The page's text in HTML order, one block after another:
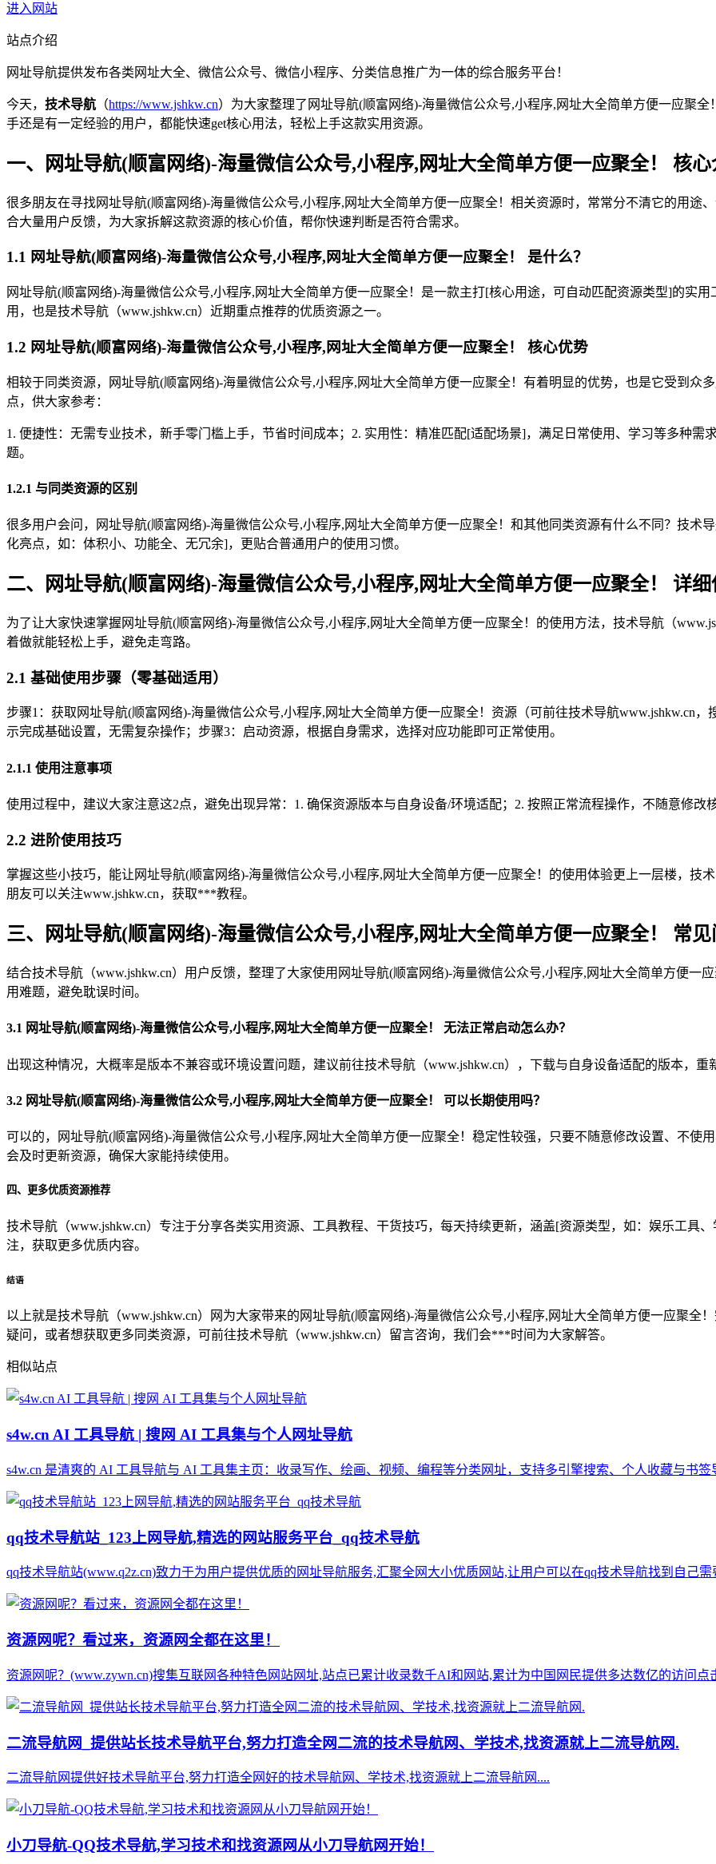
进入网站
站点介绍
网址导航提供发布各类网址大全、微信公众号、微信小程序、分类信息推广为一体的综合服务平台！
今天， 技术导航 （https://www.jshkw.cn）为大家整理了网址导航(顺富网络)-海量微信公众号,小程序,网址大全简单方便一应聚
手还是有一定经验的用户，都能快速get核心用法，轻松上手这款实用资源。
一、网址导航(顺富网络)-海量微信公众号,小程序,网址大全简单方便一应聚全！ 核心
很多朋友在寻找网址导航(顺富网络)-海量微信公众号,小程序,网址大全简单方便一应聚全！相关资源时，常常分不清它的用途
合大量用户反馈，为大家拆解这款资源的核心价值，帮你快速判断是否符合需求。
1.1 网址导航(顺富网络)-海量微信公众号,小程序,网址大全简单方便一应聚全！ 是什么？
网址导航(顺富网络)-海量微信公众号,小程序,网址大全简单方便一应聚全！是一款主打[核心用途，可自动匹配资源类型]的实
用，也是技术导航（www.jshkw.cn）近期重点推荐的优质资源之一。
1.2 网址导航(顺富网络)-海量微信公众号,小程序,网址大全简单方便一应聚全！ 核心优势
相较于同类资源，网址导航(顺富网络)-海量微信公众号,小程序,网址大全简单方便一应聚全！有着明显的优势，也是它受到众
点，供大家参考：
1. 便捷性：无需专业技术，新手零门槛上手，节省时间成本；2. 实用性：精准匹配[适配场景]，满足日常使用、学习等多种需
题。
1.2.1 与同类资源的区别
很多用户会问，网址导航(顺富网络)-海量微信公众号,小程序,网址大全简单方便一应聚全！和其他同类资源有什么不同？技术
化亮点，如：体积小、功能全、无冗余]，更贴合普通用户的使用习惯。
二、网址导航(顺富网络)-海量微信公众号,小程序,网址大全简单方便一应聚全！ 详
为了让大家快速掌握网址导航(顺富网络)-海量微信公众号,小程序,网址大全简单方便一应聚全！的使用方法，技术导航（
着做就能轻松上手，避免走弯路。
2.1 基础使用步骤（零基础适用）
步骤1：获取网址导航(顺富网络)-海量微信公众号,小程序,网址大全简单方便一应聚全！资源（可前往技术导航www.jshkw.cn
示完成基础设置，无需复杂操作；步骤3：启动资源，根据自身需求，选择对应功能即可正常使用。
2.1.1 使用注意事项
使用过程中，建议大家注意这2点，避免出现异常：1. 确保资源版本与自身设备/环境适配；2. 按照正常流程操作，不随意修改
2.2 进阶使用技巧
掌握这些小技巧，能让网址导航(顺富网络)-海量微信公众号,小程序,网址大全简单方便一应聚全！的使用体验更上一层楼，技
朋友可以关注www.jshkw.cn，获取***教程。
三、网址导航(顺富网络)-海量微信公众号,小程序,网址大全简单方便一应聚全！ 常见
结合技术导航（www.jshkw.cn）用户反馈，整理了大家使用网址导航(顺富网络)-海量微信公众号,小程序,网址大全简单方便一
用难题，避免耽误时间。
3.1 网址导航(顺富网络)-海量微信公众号,小程序,网址大全简单方便一应聚全！ 无法正常启动怎么办？
出现这种情况，大概率是版本不兼容或环境设置问题，建议前往技术导航（www.jshkw.cn），下载与自身设备适配的版本，重
3.2 网址导航(顺富网络)-海量微信公众号,小程序,网址大全简单方便一应聚全！ 可以长期使用吗？
可以的，网址导航(顺富网络)-海量微信公众号,小程序,网址大全简单方便一应聚全！稳定性较强，只要不随意修改设置、不使
会及时更新资源，确保大家能持续使用。
四、更多优质资源推荐
技术导航（www.jshkw.cn）专注于分享各类实用资源、工具教程、干货技巧，每天持续更新，涵盖[资源类型，如：娱乐工具
注，获取更多优质内容。
结语
以上就是技术导航（www.jshkw.cn）网为大家带来的网址导航(顺富网络)-海量微信公众号,小程序,网址大全简单方便一应聚全
疑问，或者想获取更多同类资源，可前往技术导航（www.jshkw.cn）留言咨询，我们会***时间为大家解答。
相似站点
s4w.cn AI 工具导航 | 搜网 AI 工具集与个人网址导航
s4w.cn 是清爽的 AI 工具导航与 AI 工具集主页：收录写作、绘画、视频、编程等分类网址，支持多引擎搜索、个人收藏与书
qq技术导航站_123上网导航,精选的网站服务平台_qq技术导航
qq技术导航站(www.q2z.cn)致力于为用户提供优质的网址导航服务,汇聚全网大小优质网站,让用户可以在qq技术导航找到自己需
资源网呢？看过来，资源网全都在这里！
资源网呢？(www.zywn.cn)搜集互联网各种特色网站网址,站点已累计收录数千AI和网站,累计为中国网民提供多达数亿的访问
二流导航网_提供站长技术导航平台,努力打造全网二流的技术导航网、学技术,找资源就上二流导航网.
二流导航网提供好技术导航平台,努力打造全网好的技术导航网、学技术,找资源就上二流导航网....
小刀导航-QQ技术导航,学习技术和找资源网从小刀导航网开始！